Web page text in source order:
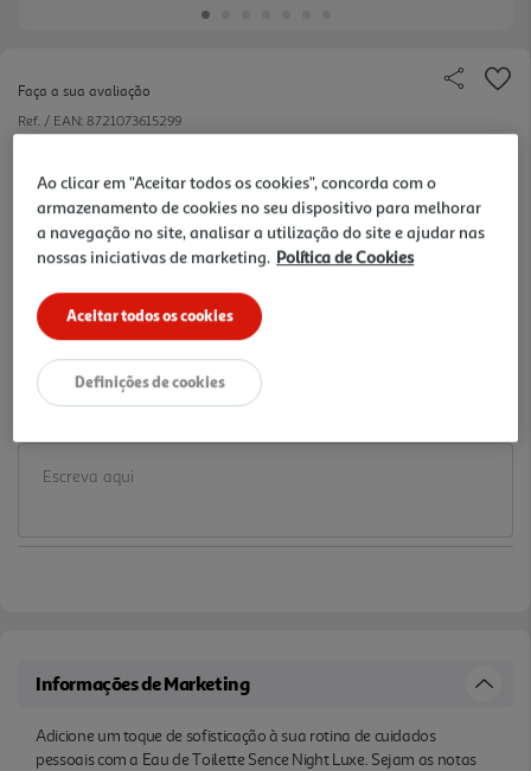
Faça a sua avaliação
Ref. / EAN: 8721073615299
cuidados pessoais com a Eau de Toilette Sence
Night Luxe. Sejam as notas quentes e ricas de
Nightfall Deluxe, o charme ousado e misterioso de
Midnight Twi light, esta coleção tem uma
fragrância para cada estado de espírito.
ver
3.99 €/un
3,99 €
Informações de Marketing
Adicione um toque de sofisticação à sua rotina de cuidados
pessoais com a Eau de Toilette Sence Night Luxe. Sejam as notas
Ao clicar em "Aceitar todos os cookies", concorda com o
armazenamento de cookies no seu dispositivo para melhorar
a navegação no site, analisar a utilização do site e ajudar nas
nossas iniciativas de marketing. Política de Cookies
Aceitar todos os cookies
Definições de cookies